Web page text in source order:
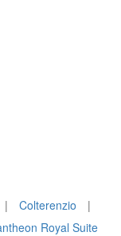
| Colterenzio
|
Royal Suite